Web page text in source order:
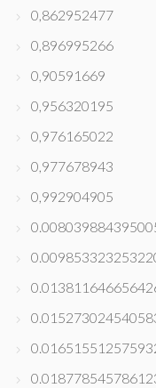
0,862952477
0,896995266
0,90591669
0,956320195
0,976165022
0,977678943
0,992904905